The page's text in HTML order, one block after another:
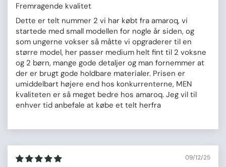
Fremragende kvalitet
Dette er telt nummer 2 vi har købt fra amaroq, vi
startede med small modellen for nogle år siden, og
som ungerne vokser så måtte vi opgraderer til en
større model, her passer medium helt fint til 2 voksne
og 2 børn, mange gode detaljer og man fornemmer at
der er brugt gode holdbare materialer. Prisen er
umiddelbart højere end hos konkurrenterne, MEN
kvaliteten er så meget bedre hos amaroq. Jeg vil til
enhver tid anbefale at købe et telt herfra
09/12/25